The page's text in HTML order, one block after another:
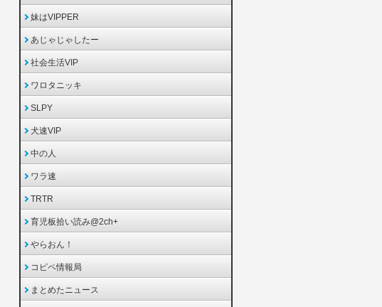
妹はVIPPER
あじゃじゃしたー
社会生活VIP
ワロタニッキ
SLPY
犬速VIP
中の人
ワラ速
TRTR
育児板拾い読み@2ch+
やらおん！
コピペ情報局
まとめたニュース